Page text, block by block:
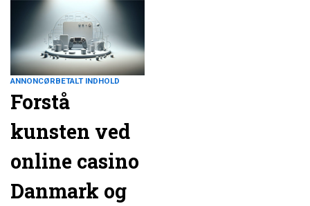
ANNONCØRBETALT INDHOLD
Forstå
kunsten ved
online casino
Danmark og